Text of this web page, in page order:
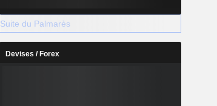
Suite du Palmarès
Devises / Forex